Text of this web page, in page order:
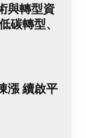
與轉型資
轉型、
漲 續啟平